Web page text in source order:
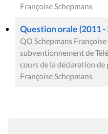
Françoise Schepmans
Question orale (2011 -
QO Schepmans
subventionnement de
cours de la déclaration
Françoise Schepmans